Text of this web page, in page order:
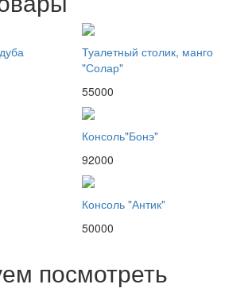
Туалетный столик, манго
"Солар"
55000
Консоль"Бонэ"
92000
Консоль "Антик"
50000
посмотреть